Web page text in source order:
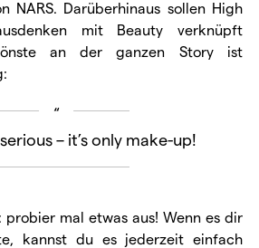
NARS. Darüberhinaus sollen High
mit Beauty verknüpft
an der ganzen Story ist
– it’s only make-up!
probier mal etwas aus! Wenn es dir
kannst du es jederzeit einfach